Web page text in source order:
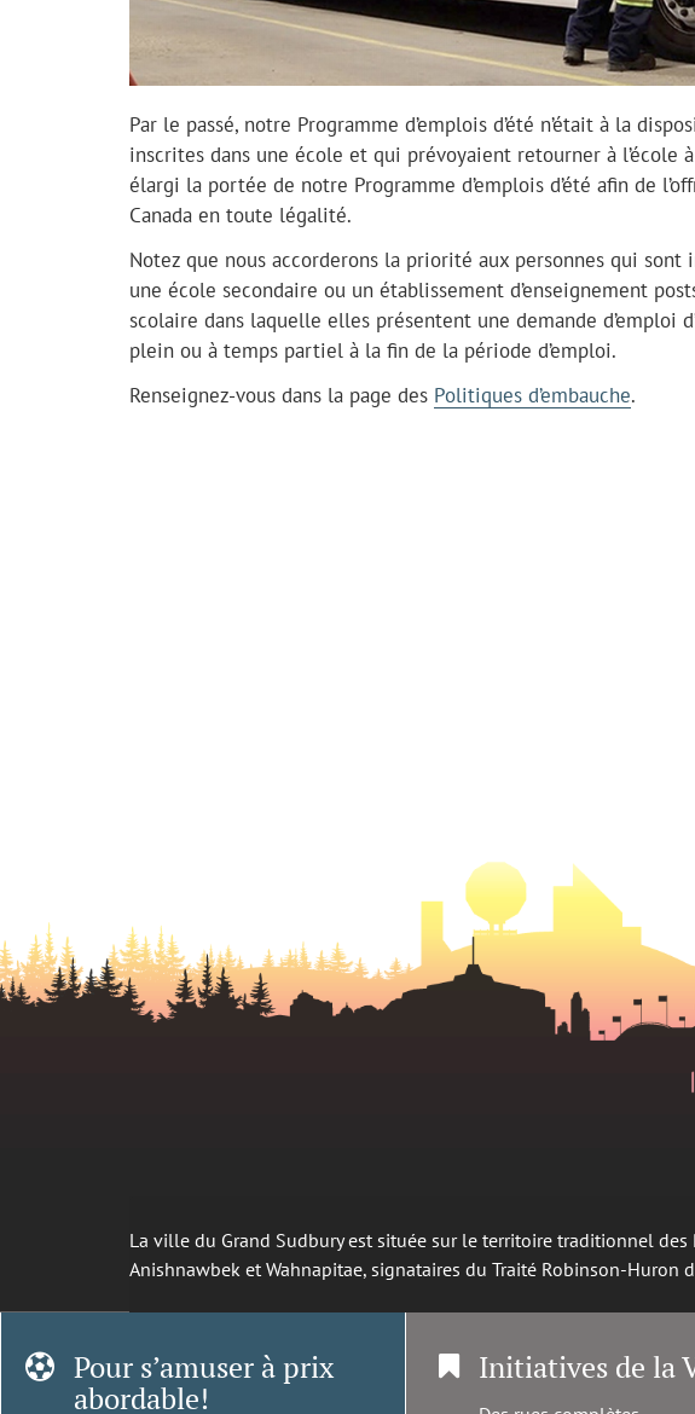
Par le passé, notre Programme d’emplois d’été n’était à la
inscrites dans une école et qui prévoyaient retourner à l’école
élargi la portée de notre Programme d’emplois d’été afin de
Canada en toute légalité.
Notez que nous accorderons la priorité aux personnes qui
une école secondaire ou un établissement d’enseignement
scolaire dans laquelle elles présentent une demande d’emploi
plein ou à temps partiel à la fin de la période d’emploi.
Renseignez-vous dans la page des Politiques d’embauche.
La ville du Grand Sudbury est située sur le territoire traditionnel des
Anishnawbek et Wahnapitae, signataires du Traité Robinson-Huron
Pour s’amuser à prix
abordable!
Initiatives de la